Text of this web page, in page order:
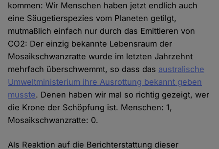
kommen: Wir Menschen haben jetzt endlich auch
eine Säugetierspezies vom Planeten getilgt,
mutmaßlich einfach nur durch das Emittieren von
CO2: Der einzig bekannte Lebensraum der
Mosaikschwanzratte wurde im letzten Jahrzehnt
mehrfach überschwemmt, so dass das australische
Umweltministerium ihre Ausrottung bekannt geben
musste. Denen haben wir mal so richtig gezeigt, wer
die Krone der Schöpfung ist. Menschen: 1,
Mosaikschwanzratte: 0.
Als Reaktion auf die Berichterstattung dieser